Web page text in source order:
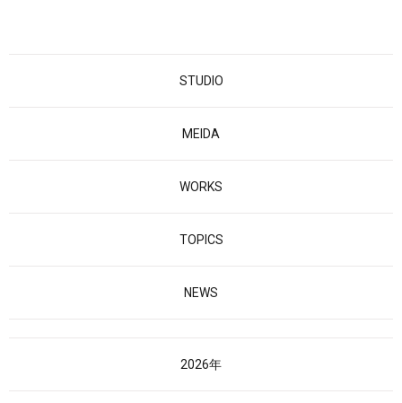
STUDIO
MEIDA
WORKS
TOPICS
NEWS
2026年